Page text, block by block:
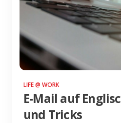
LIFE @ WORK
E-Mail auf
und Tricks